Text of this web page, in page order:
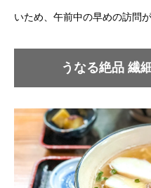
いため、午前中の早めの訪問
うなる絶品 繊